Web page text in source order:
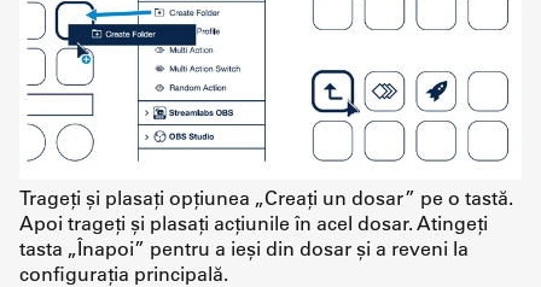
Trageți și plasați opțiunea „Creați un dosar” pe o tastă.
Apoi trageți și plasați acțiunile în acel dosar. Atingeți
tasta „Înapoi” pentru a ieși din dosar și a reveni la
configurația principală.